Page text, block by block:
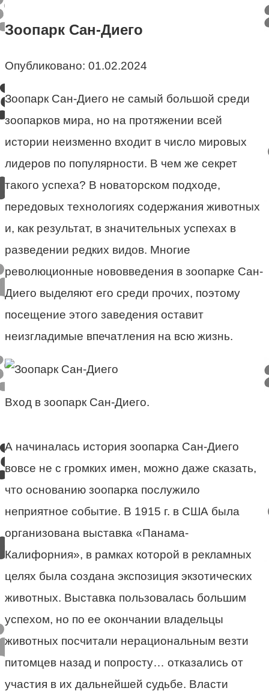
Зоопарк Сан-Диего
Опубликовано: 01.02.2024
Зоопарк Сан-Диего не самый большой среди
зоопарков мира, но на протяжении всей
истории неизменно входит в число мировых
лидеров по популярности. В чем же секрет
такого успеха? В новаторском подходе,
передовых технологиях содержания животных
и, как результат, в значительных успехах в
разведении редких видов. Многие
революционные нововведения в зоопарке Сан-
Диего выделяют его среди прочих, поэтому
посещение этого заведения оставит
неизгладимые впечатления на всю жизнь.
Вход в зоопарк Сан-Диего.
А начиналась история зоопарка Сан-Диего
вовсе не с громких имен, можно даже сказать,
что основанию зоопарка послужило
неприятное событие. В 1915 г. в США была
организована выставка «Панама-
Калифорния», в рамках которой в рекламных
целях была создана экспозиция экзотических
животных. Выставка пользовалась большим
успехом, но по ее окончании владельцы
животных посчитали нерациональным везти
питомцев назад и попросту… отказались от
участия в их дальнейшей судьбе. Власти